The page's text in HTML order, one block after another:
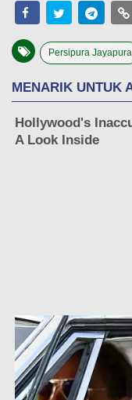
Persipura Jayapura